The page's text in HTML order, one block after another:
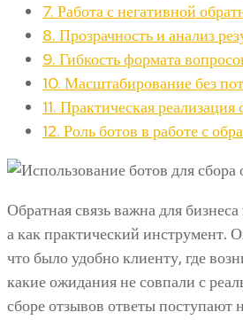
7. Работа с негативной
8. Прозрачность и анализ
9. Гибкость формата
10. Масштабирование без
11. Практическая реализация
12. Роль ботов в работе с
Обратная связь важна для
а как практический инструмент.
что было удобно клиенту, где
какие ожидания не совпали с
сборе отзывов ответы поступают